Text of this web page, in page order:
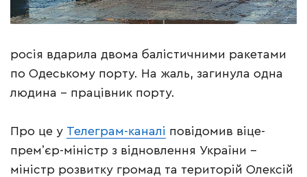
росія вдарила двома балістичними ракетами
по Одеському порту. На жаль, загинула одна
людина – працівник порту.
Про це у Телеграм-каналі повідомив віце-
премʼєр-міністр з відновлення України –
міністр розвитку громад та територій Олексій